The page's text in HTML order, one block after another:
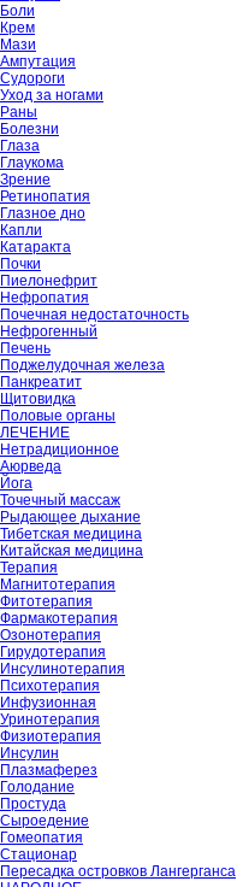
Боли
Крем
Мази
Ампутация
Судороги
Уход за ногами
Раны
Болезни
Глаза
Глаукома
Зрение
Ретинопатия
Глазное дно
Капли
Катаракта
Почки
Пиелонефрит
Нефропатия
Почечная недостаточность
Нефрогенный
Печень
Поджелудочная железа
Панкреатит
Щитовидка
Половые органы
ЛЕЧЕНИЕ
Нетрадиционное
Аюрведа
Йога
Точечный массаж
Рыдающее дыхание
Тибетская медицина
Китайская медицина
Терапия
Магнитотерапия
Фитотерапия
Фармакотерапия
Озонотерапия
Гирудотерапия
Инсулинотерапия
Психотерапия
Инфузионная
Уринотерапия
Физиотерапия
Инсулин
Плазмаферез
Голодание
Простуда
Сыроедение
Гомеопатия
Стационар
Пересадка островков Лангерганса